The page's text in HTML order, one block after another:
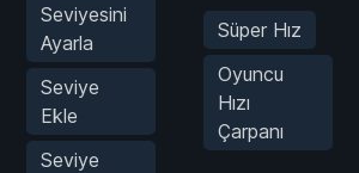
Seviyesini
Ayarla
Seviye
Ekle
Seviye
Süper Hız
Oyuncu
Hızı
Çarpanı